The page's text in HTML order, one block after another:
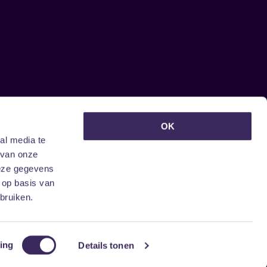
media te
onze
gegevens
basis van
Details tonen
OK
ontvangen?